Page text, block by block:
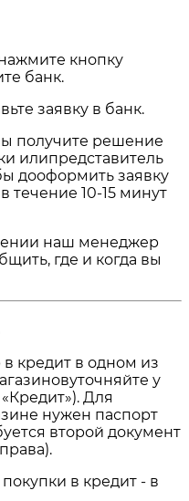
кнопку
банк.
заявку в банк.
получите решение
илипредставитель
дооформить заявку
течение 10-15 минут
наш менеджер
где и когда вы
кредит в одном из
у
Для
нужен паспорт
второй документ
в кредит - в